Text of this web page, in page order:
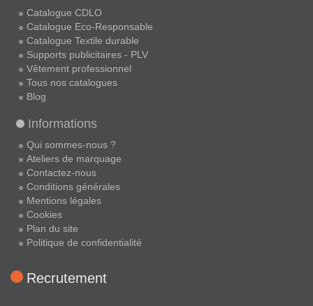
Catalogue CDLO
Catalogue Eco-Responsable
Catalogue Textile durable
Supports publicitaires - PLV
Vêtement professionnel
Tous nos catalogues
Blog
Informations
Qui sommes-nous ?
Ateliers de marquage
Contactez-nous
Conditions générales
Mentions légales
Cookies
Plan du site
Politique de confidentialité
Recrutement